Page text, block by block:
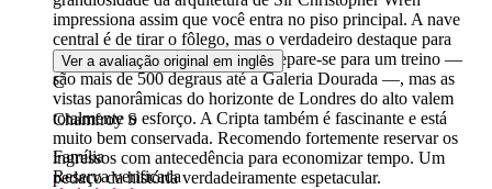
impressiona assim que você entra no piso principal. A nave
central é de tirar o fôlego, mas o verdadeiro destaque para
mim foi a subida até a cúpula. Prepare-se para um treino —
são mais de 500 degraus até a Galeria Dourada —, mas as
vistas panorâmicas do horizonte de Londres do alto valem
totalmente o esforço. A Cripta também é fascinante e está
muito bem conservada. Recomendo fortemente reservar os
ingressos com antecedência para economizar tempo. Um
pedaço da história verdadeiramente espetacular.
Ver a avaliação original em inglês
C
Chamfroy S
Família
Reserva verificada